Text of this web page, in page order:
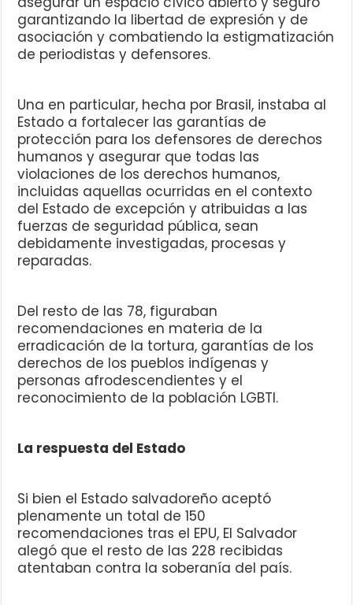
garantizando la libertad de expresión y de
asociación y combatiendo la estigmatización
de periodistas y defensores.
Una en particular, hecha por Brasil, instaba al
Estado a fortalecer las garantías de
protección para los defensores de derechos
humanos y asegurar que todas las
violaciones de los derechos humanos,
incluidas aquellas ocurridas en el contexto
del Estado de excepción y atribuidas a las
fuerzas de seguridad pública, sean
debidamente investigadas, procesas y
reparadas.
Del resto de las 78, figuraban
recomendaciones en materia de la
erradicación de la tortura, garantías de los
derechos de los pueblos indígenas y
personas afrodescendientes y el
reconocimiento de la población LGBTI.
La respuesta del Estado
Si bien el Estado salvadoreño aceptó
plenamente un total de 150
recomendaciones tras el EPU, El Salvador
alegó que el resto de las 228 recibidas
atentaban contra la soberanía del país.